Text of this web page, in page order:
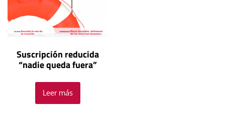
Suscripción reducida
“nadie queda fuera”
Leer más